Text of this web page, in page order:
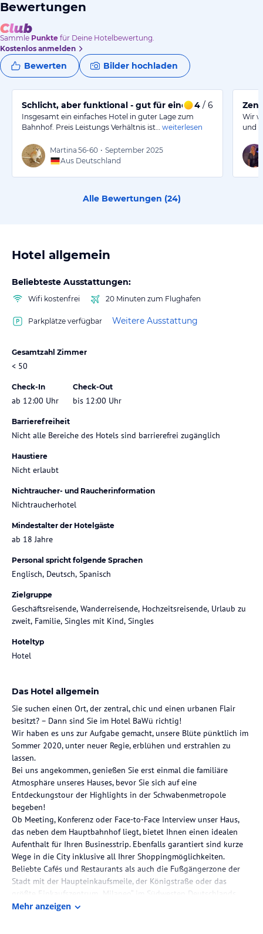
Bewertungen
Sammle Punkte für Deine Hotelbewertung.
Kostenlos anmelden
Bewerten Bilder hochladen
Schlicht, aber funktional - gut für einen kurzen Besuch.
4 / 6
Insgesamt ein einfaches Hotel in guter Lage zum
Bahnhof. Preis Leistungs Verhältnis ist…
weiterlesen
Martina 56-60 • September 2025
Aus Deutschland
Wir
und
Alle Bewertungen (24)
Hotel allgemein
Beliebteste Ausstattungen:
Wifi kostenfrei 20 Minuten zum Flughafen
Parkplätze verfügbar Weitere Ausstattung
Gesamtzahl Zimmer
< 50
Check-In
ab 12:00 Uhr
Check-Out
bis 12:00 Uhr
Barrierefreiheit
Nicht alle Bereiche des Hotels sind barrierefrei zugänglich
Haustiere
Nicht erlaubt
Nichtraucher- und Raucherinformation
Nichtraucherhotel
Mindestalter der Hotelgäste
ab 18 Jahre
Personal spricht folgende Sprachen
Englisch, Deutsch, Spanisch
Zielgruppe
Geschäftsreisende, Wanderreisende, Hochzeitsreisende, Urlaub zu
zweit, Familie, Singles mit Kind, Singles
Hoteltyp
Hotel
Das Hotel allgemein
Sie suchen einen Ort, der zentral, chic und einen urbanen Flair
besitzt? – Dann sind Sie im Hotel BaWü richtig!
Wir haben es uns zur Aufgabe gemacht, unsere Blüte pünktlich im
Sommer 2020, unter neuer Regie, erblühen und erstrahlen zu
lassen.
Bei uns angekommen, genießen Sie erst einmal die familiäre
Atmosphäre unseres Hauses, bevor Sie sich auf eine
Entdeckungstour der Highlights in der Schwabenmetropole
begeben!
Ob Meeting, Konferenz oder Face-to-Face Interview unser Haus,
das neben dem Hauptbahnhof liegt, bietet Ihnen einen idealen
Aufenthalt für Ihren Businesstrip. Ebenfalls garantiert sind kurze
Wege in die City inklusive all Ihrer Shoppingmöglichkeiten.
Beliebte Cafés und Restaurants als auch die Fußgängerzone der
Stadt mit der Haupteinkaufsmeile, der Königstraße oder das
größte Einkaufszentrum „Milaneo“ im Südwesten Deutschlands
erreichen Sie in nur wenigen Schritten.
Mehr anzeigen